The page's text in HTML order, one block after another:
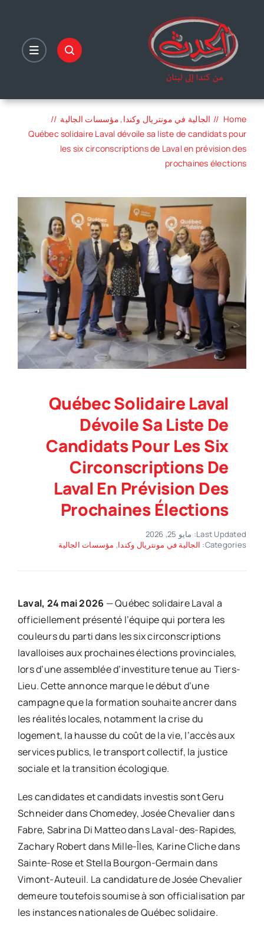
content
Home الجالية في مونتريال وكندا مؤسسات الجالية
Québec solidaire Laval dévoile sa liste de candidats pour
les six circonscriptions de Laval en prévision des
prochaines élections
Québec Solidaire Laval
Dévoile Sa Liste De
Candidats Pour Les Six
Circonscriptions De
Laval En Prévision Des
Prochaines Élections
Last Updated: مايو 25, 2026
Categories: الجالية في مونتريال وكندا, مؤسسات الجالية
Laval, 24 mai 2026 — Québec solidaire Laval a
officiellement présenté l’équipe qui portera les
couleurs du parti dans les six circonscriptions
lavalloises aux prochaines élections provinciales,
lors d’une assemblée d’investiture tenue au Tiers-
Lieu. Cette annonce marque le début d’une
campagne que la formation souhaite ancrer dans
les réalités locales, notamment la crise du
logement, la hausse du coût de la vie, l’accès aux
services publics, le transport collectif, la justice
sociale et la transition écologique.
Les candidates et candidats investis sont Geru
Schneider dans Chomedey, Josée Chevalier dans
Fabre, Sabrina Di Matteo dans Laval-des-Rapides,
Zachary Robert dans Mille-Îles, Karine Cliche dans
Sainte-Rose et Stella Bourgon-Germain dans
Vimont-Auteuil. La candidature de Josée Chevalier
demeure toutefois soumise à son officialisation par
les instances nationales de Québec solidaire.